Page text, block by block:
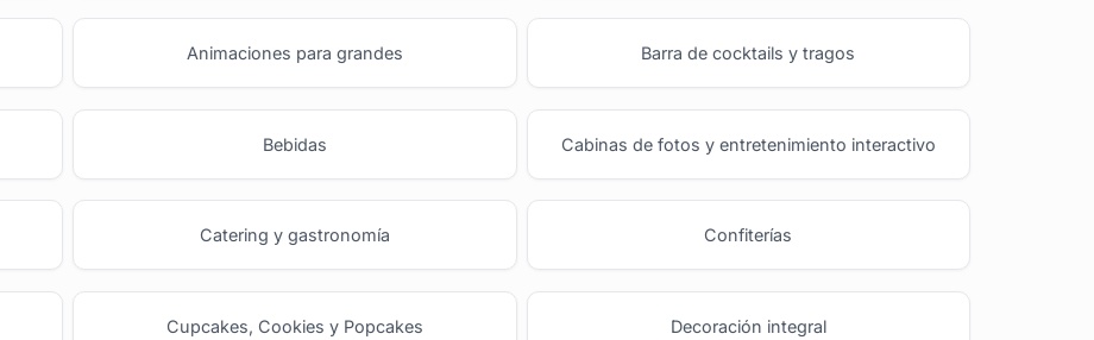
Animaciones para grandes Barra de cocktails y tragos
Bebidas Cabinas de fotos y entretenimiento interactivo
Catering y gastronomía Confiterías
Cupcakes, Cookies y Popcakes Decoración integral